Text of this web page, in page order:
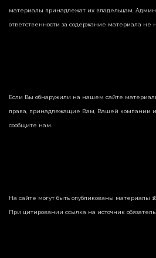
материалы принадлежат их владельцам.
ответственности за содержание материала не
Если Вы обнаружили на нашем сайте
права, принадлежащие Вам, Вашей компании
сообщите нам.
На сайте могут быть опубликованы материалы
При цитировании ссылка на источник